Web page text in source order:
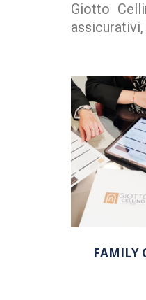
Giotto
FAMILY